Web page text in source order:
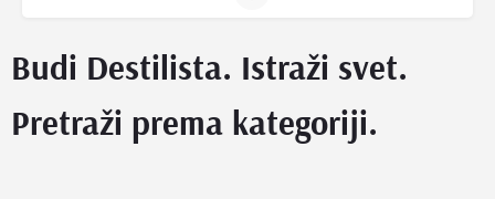
Budi Destilista. Istraži svet.
Pretraži prema kategoriji.